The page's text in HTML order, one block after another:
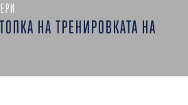
НА ТРЕНИРОВКАТА НА